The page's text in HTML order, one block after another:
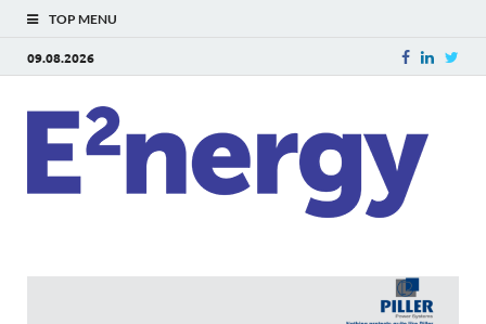
TOP MENU
09.08.2026